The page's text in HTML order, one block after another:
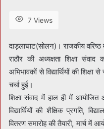
7 Views
दाड़लाघाट(सोलन)। राजकीय वरिष्ठ
राठौर की अध्यक्षता शिक्षा
अभिभावकों से विद्यार्थियों की
चर्चा हुई।
शिक्षा संवाद में हाल ही में आयोजित
विद्यार्थियों की शैक्षिक प्रगति,
वितरण समारोह की तैयारी, मार्च में